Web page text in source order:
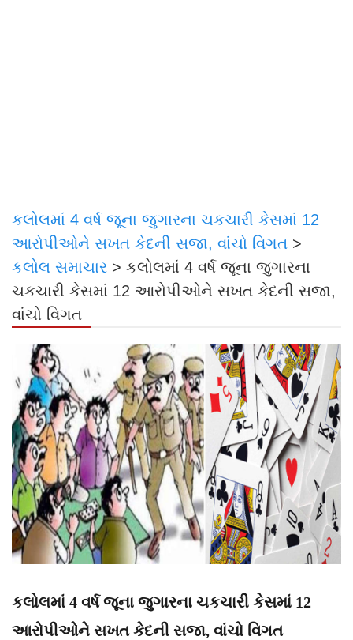
કલોલમાં 4 વર્ષ જૂના જુગારના ચકચારી કેસમાં 12
આરોપીઓને સખત કેદની સજા, વાંચો વિગત >
કલોલ સમાચાર > કલોલમાં 4 વર્ષ જૂના જુગારના
ચકચારી કેસમાં 12 આરોપીઓને સખત કેદની સજા,
વાંચો વિગત
કલોલમાં 4 વર્ષ જૂના જુગારના ચકચારી કેસમાં 12
આરોપીઓને સખત કેદની સજા, વાંચો વિગત